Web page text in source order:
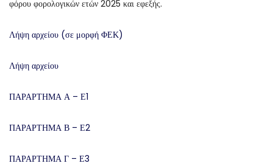
φόρου φορολογικών ετών 2025 και εφεξής.
Λήψη αρχείου (σε μορφή ΦΕΚ)
Λήψη αρχείου
ΠΑΡΑΡΤΗΜΑ Α – Ε1
ΠΑΡΑΡΤΗΜΑ Β – Ε2
ΠΑΡΑΡΤΗΜΑ Γ – Ε3